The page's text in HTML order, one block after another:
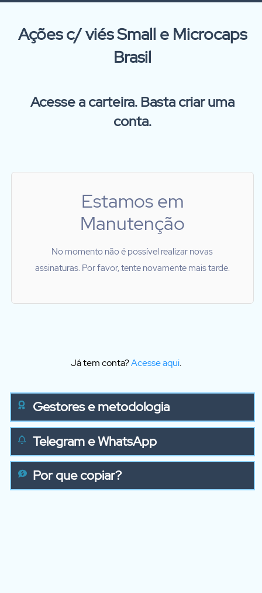
Ações c/ viés Small e Microcaps
Brasil
Acesse a carteira. Basta criar uma
conta.
Estamos em
Manutenção
No momento não é possível realizar novas
assinaturas. Por favor, tente novamente mais tarde.
Já tem conta?Acesse aqui.
Gestores e metodologia
Telegram e WhatsApp
Por que copiar?